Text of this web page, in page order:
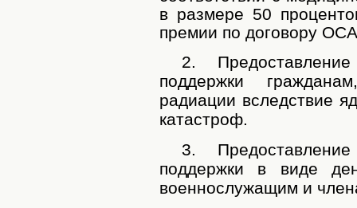
в размере 50
премии по договору
2.
поддержки
радиации вследствие
катастроф.
3.
поддержки в виде
военнослужащим и